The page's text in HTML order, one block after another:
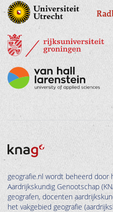
geografie.nl wordt beheerd door
Aardrijkskundig Genootschap
geografen, docenten
het vakgebied geografie